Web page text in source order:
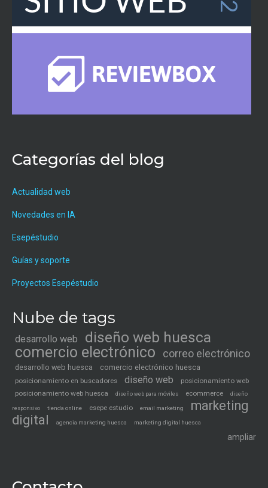
Categorías del blog
Actualidad web
Novedades en IA
Esepéstudio
Guías y soporte
Proyectos Esepéstudio
Nube de tags
desarrollo web
diseño web huesca
comercio electrónico
correo electrónico
desarrollo web huesca comercio electrónico huesca
posicionamiento en buscadores diseño web
posicionamiento web
posicionamiento web huesca
diseño web para móviles ecommerce diseño
responsivo tienda online esepe estudio email marketing
marketing
digital
agencia marketing huesca marketing digital huesca
ampliar